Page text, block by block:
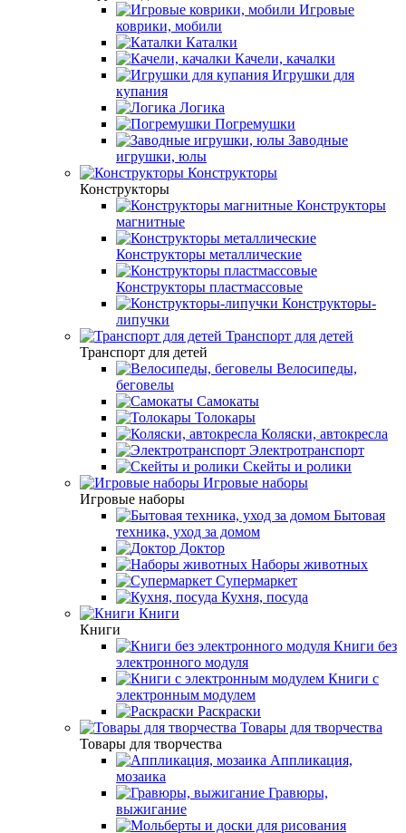
Игровые
коврики, мобили
Каталки
Качели, качалки
Игрушки для
купания
Логика
Погремушки
Заводные
игрушки, юлы
Конструкторы
Конструкторы
Конструкторы
магнитные
Конструкторы металлические
Конструкторы пластмассовые
Конструкторы-
липучки
Транспорт для детей
Транспорт для детей
Велосипеды,
беговелы
Самокаты
Толокары
Коляски, автокресла
Электротранспорт
Скейты и ролики
Игровые наборы
Игровые наборы
Бытовая
техника, уход за домом
Доктор
Наборы животных
Супермаркет
Кухня, посуда
Книги
Книги
Книги без
электронного модуля
Книги с
электронным модулем
Раскраски
Товары для творчества
Товары для творчества
Аппликация,
мозаика
Гравюры,
выжигание